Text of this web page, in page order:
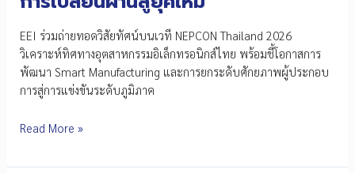
EEI ร่วมถ่ายทอดวิสัยทัศน์บนเวที NEPCON Thailand 2026
วิเคราะห์ทิศทางอุตสาหกรรมอิเล็กทรอนิกส์ไทย พร้อมชี้โอกาสการ
พัฒนา Smart Manufacturing และการยกระดับศักยภาพผู้ประกอบ
การสู่การแข่งขันระดับภูมิภาค
NEPCON
Read More »